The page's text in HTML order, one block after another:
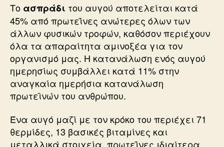
Το ασπράδι του αυγού αποτελείται κατά
45% από πρωτεΐνες ανώτερες όλων των
άλλων φυσικών τροφών, καθόσον περιέχουν
όλα τα απαραίτητα αμινοξέα για τον
οργανισμό μας. Η κατανάλωση ενός αυγού
ημερησίως συμβάλλει κατά 11% στην
αναγκαία ημερήσια κατανάλωση
πρωτεϊνών του ανθρώπου.
Ένα αυγό μαζί με τον κρόκο του περιέχει 71
θερμίδες, 13 βασικές βιταμίνες και
μεταλλικά στοιχεία, πρωτεΐνες ιδιαίτερα